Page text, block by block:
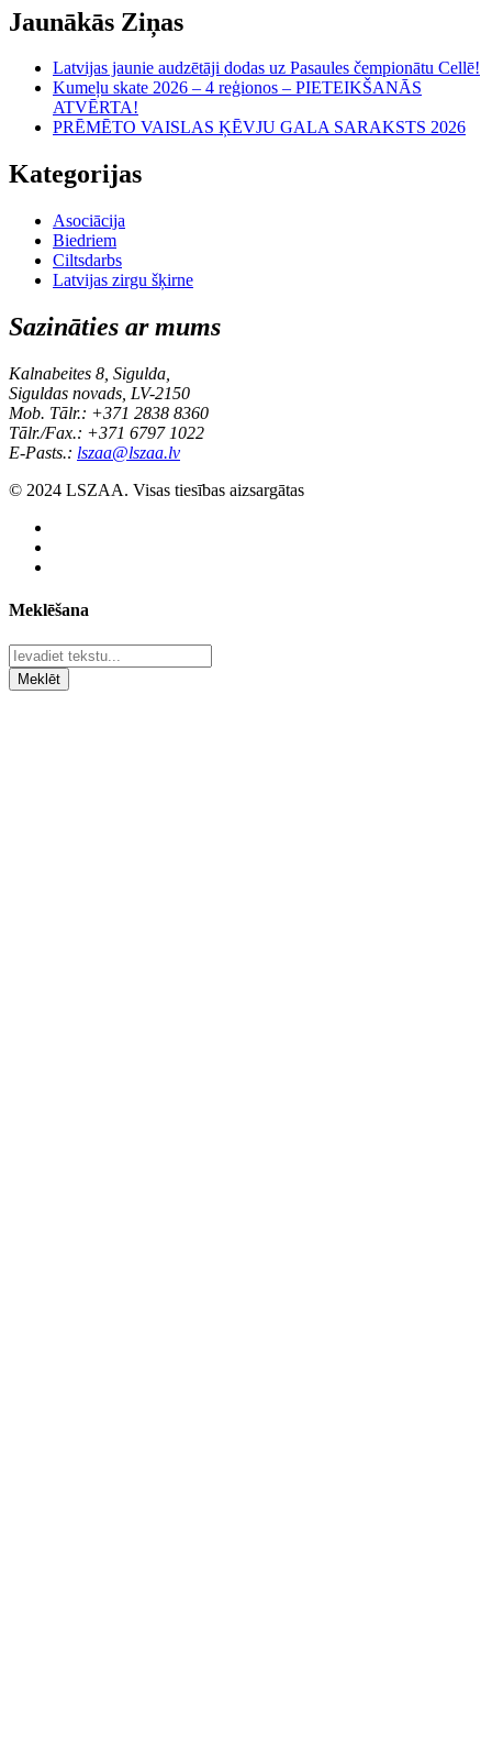
Jaunākās Ziņas
Latvijas jaunie audzētāji dodas uz Pasaules čempionātu Cellē!
Kumeļu skate 2026 – 4 reģionos – PIETEIKŠANĀS
ATVĒRTA!
PRĒMĒTO VAISLAS ĶĒVJU GALA SARAKSTS 2026
Kategorijas
Asociācija
Biedriem
Ciltsdarbs
Latvijas zirgu šķirne
Sazināties ar mums
Kalnabeites 8, Sigulda,
Siguldas novads, LV-2150
Mob. Tālr.: +371 2838 8360
Tālr./Fax.: +371 6797 1022
E-Pasts.: lszaa@lszaa.lv
© 2024 LSZAA. Visas tiesības aizsargātas
Meklēšana
Meklēt